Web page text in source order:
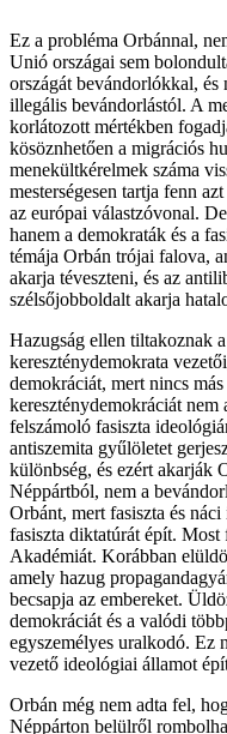
Ez a probléma Orbánnal,
Unió országai sem
országát bevándorlókkal, és
illegális bevándorlástól. A
korlátozott mértékben
kösöznhetően a migrációs
menekültkérelmek száma
mesterségesen tartja fenn
az európai válastzóvonal.
hanem a demokraták és a
témája Orbán trójai falova,
akarja téveszteni, és az
szélsőjobboldalt akarja
Hazugság ellen tiltakoznak
kereszténydemokrata
demokráciát, mert nincs
kereszténydemokráciát
felszámoló fasiszta
antiszemita gyűlöletet
különbség, és ezért akarják
Néppártból, nem a
Orbánt, mert fasiszta és
fasiszta diktatúrát épít.
Akadémiát. Korábban
amely hazug
becsapja az embereket.
demokráciát és a valódi
egyszemélyes uralkodó. Ez
vezető ideológiai államot
Orbán még nem adta fel,
Néppárton belülről